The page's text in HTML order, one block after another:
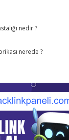
nedir ?
nerede ?